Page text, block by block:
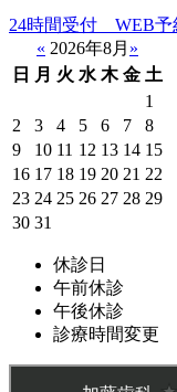
24時間受付 WEB予
« 2026年8月 »
日 月 火 水 木 金 土
1
2
3 4 5 6 7
8
9
10 11 12 13 14 15
16 17 18 19 20 21 22
23 24 25 26 27 28 29
30 31
休診日
午前休診
午後休診
診療時間変更